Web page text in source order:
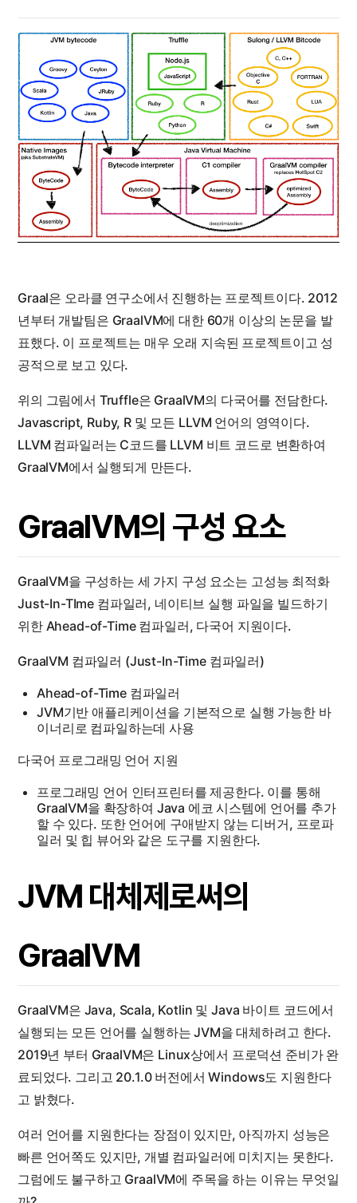
Graal은 오라클 연구소에서 진행하는 프로젝트이다. 2012
년부터 개발팀은 GraalVM에 대한 60개 이상의 논문을 발
표했다. 이 프로젝트는 매우 오래 지속된 프로젝트이고 성
공적으로 보고 있다.
위의 그림에서 Truffle은 GraalVM의 다국어를 전담한다.
Javascript, Ruby, R 및 모든 LLVM 언어의 영역이다.
LLVM 컴파일러는 C코드를 LLVM 비트 코드로 변환하여
GraalVM에서 실행되게 만든다.
GraalVM의 구성 요소
GraalVM을 구성하는 세 가지 구성 요소는 고성능 최적화
Just-In-TIme 컴파일러, 네이티브 실행 파일을 빌드하기
위한 Ahead-of-Time 컴파일러, 다국어 지원이다.
GraalVM 컴파일러 (Just-In-Time 컴파일러)
Ahead-of-Time 컴파일러
JVM기반 애플리케이션을 기본적으로 실행 가능한 바
이너리로 컴파일하는데 사용
다국어 프로그래밍 언어 지원
프로그래밍 언어 인터프린터를 제공한다. 이를 통해
GraalVM을 확장하여 Java 에코 시스템에 언어를 추가
할 수 있다. 또한 언어에 구애받지 않는 디버거, 프로파
일러 및 힙 뷰어와 같은 도구를 지원한다.
JVM 대체제로써의
GraalVM
GraalVM은 Java, Scala, Kotlin 및 Java 바이트 코드에서
실행되는 모든 언어를 실행하는 JVM을 대체하려고 한다.
2019년 부터 GraalVM은 Linux상에서 프로덕션 준비가 완
료되었다. 그리고 20.1.0 버전에서 Windows도 지원한다
고 밝혔다.
여러 언어를 지원한다는 장점이 있지만, 아직까지 성능은
빠른 언어쪽도 있지만, 개별 컴파일러에 미치지는 못한다.
그럼에도 불구하고 GraalVM에 주목을 하는 이유는 무엇일